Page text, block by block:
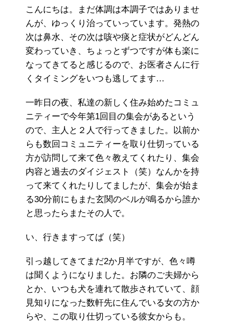
こんにちは。まだ体調は本調子ではありませ
んが、ゆっくり治っていっています。発熱の
次は鼻水、その次は咳や痰と症状がどんどん
変わっていき、ちょっとずつですが体も楽に
なってきてると感じるので、お医者さんに行
くタイミングをいつも逃してます…
一昨日の夜、私達の新しく住み始めたコミュ
ニティーで今年第1回目の集会があるという
ので、主人と２人で行ってきました。以前か
らも数回コミュニティーを取り仕切っている
方が訪問して来て色々教えてくれたり、集会
内容と過去のダイジェスト（笑）なんかを持
って来てくれたりしてましたが、集会が始ま
る30分前にもまた玄関のベルが鳴るから誰か
と思ったらまたその人で。
い、行きますってば（笑）
引っ越してきてまだ2か月半ですが、色々噂
は聞くようになりました。お隣のご夫婦から
とか、いつも犬を連れて散歩されていて、顔
見知りになった数軒先に住んでいる女の方か
らや、この取り仕切っている彼女からも。